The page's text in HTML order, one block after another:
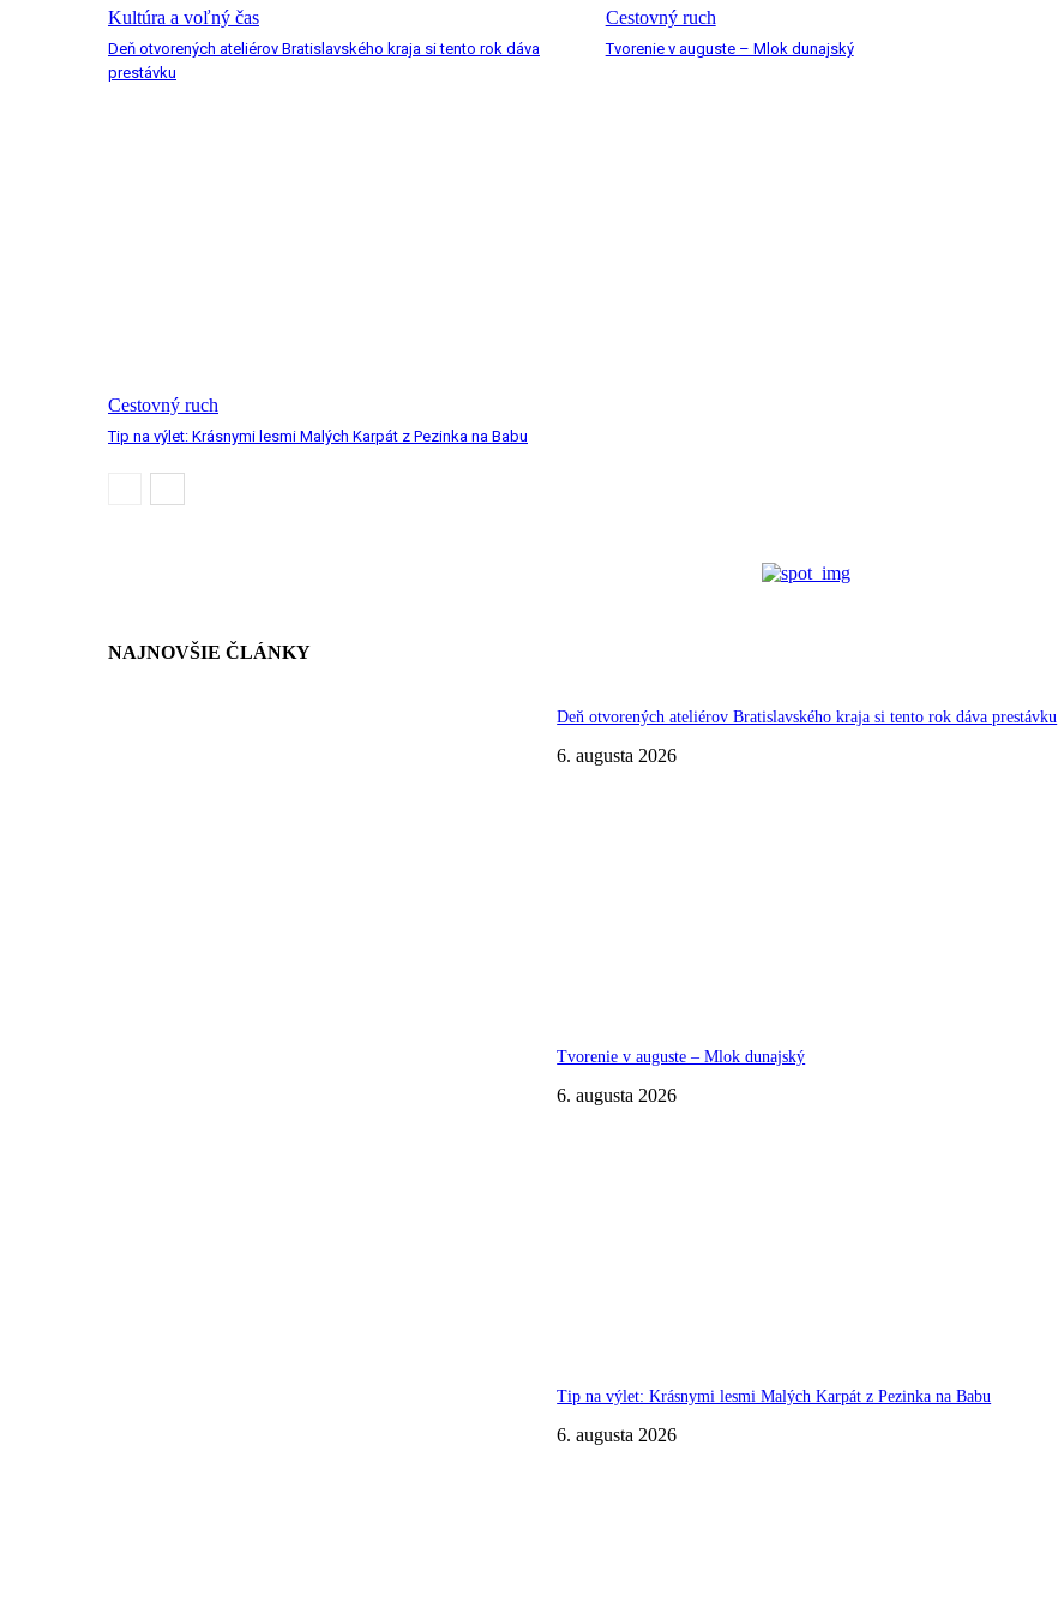
Kultúra a voľný čas
Deň otvorených ateliérov Bratislavského kraja si tento rok dáva
prestávku
Cestovný ruch
Tvorenie v auguste – Mlok dunajský
Cestovný ruch
Tip na výlet: Krásnymi lesmi Malých Karpát z Pezinka na Babu
NAJNOVŠIE ČLÁNKY
Deň otvorených ateliérov Bratislavského kraja si tento rok dáva prestávku
6. augusta 2026
Tvorenie v auguste – Mlok dunajský
6. augusta 2026
Tip na výlet: Krásnymi lesmi Malých Karpát z Pezinka na Babu
6. augusta 2026